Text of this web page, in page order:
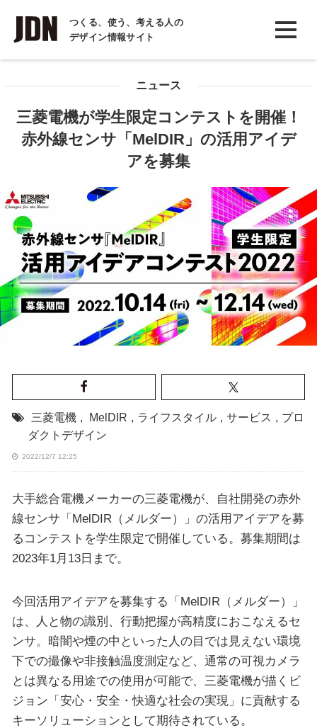
つくる、使う、考える人の
デザイン情報サイト
INTERVIEW
インタビュー
COLUMN
ニュース
三菱電機が学生限定コンテストを開催！
赤外線センサ「MelDIR」の活用アイデ
アを募集
三菱電機 , MelDIR , ライフスタイル , サービス , プロ
ダクトデザイン
2022/12/7 12:25
大手総合電機メーカーの三菱電機が、自社開発の赤外
線センサ「MelDIR（メルダー）」の活用アイデアを募
るコンテストを学生限定で開催している。募集期間は
2023年1月13日まで。
今回活用アイデアを募集する「MelDIR（メルダー）」
は、人と物の識別、行動把握が高精度におこなえるセ
ンサ。暗闇や煙の中といった人の目では見えない環境
下での撮像や非接触温度測定など、通常の可視カメラ
とは異なる用途での使用が可能で、三菱電機が描くビ
ジョン「安⼼・安全・快適な社会の実現」に貢献する
キーソリューションとして期待されている。